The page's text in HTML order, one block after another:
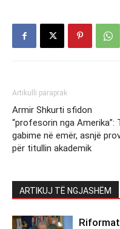
Artikulli paraprak
Armir Shkurti sfidon
“profesorin nga Amerika”:
gabime në emër, asnjë
për titullin akademik
ARTIKUJ TË NGJASHËM